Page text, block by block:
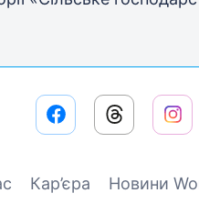
Кар’єра Новини